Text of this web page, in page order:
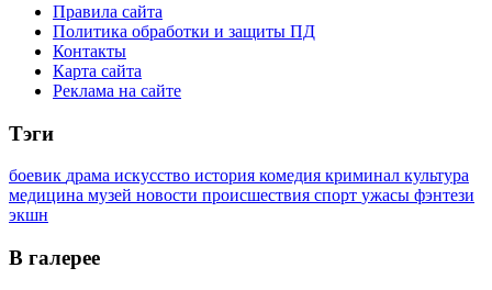
Правила сайта
Политика обработки и защиты ПД
Контакты
Карта сайта
Реклама на сайте
Тэги
боевик драма искусство история комедия криминал культура
медицина музей новости происшествия спорт ужасы фэнтези
экшн
В галерее